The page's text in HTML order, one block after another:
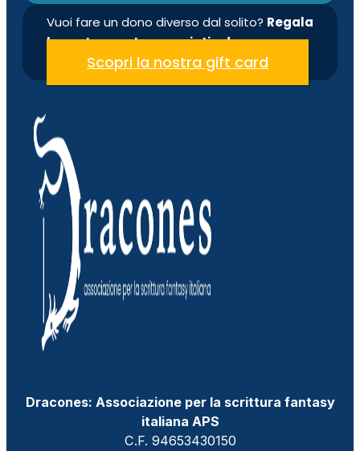
Vuoi fare un dono diverso dal solito? Regala
la nostra quota associativa!
Scopri la nostra gift card
Dracones: Associazione per la scrittura fantasy
italiana APS
C.F. 94653430150